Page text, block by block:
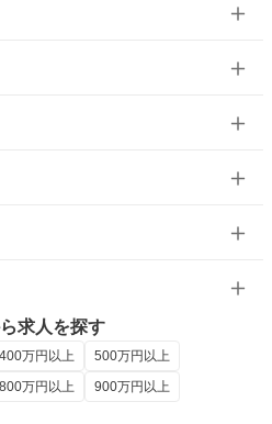
求人を探す
400万円以上
500万円以上
800万円以上
900万円以上